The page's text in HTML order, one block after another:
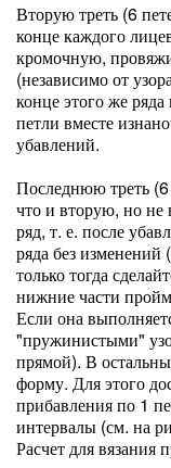
Вторую треть (6
конце каждого
кромочную,
(независимо от
конце этого же
петли вместе
убавлений.
Последнюю треть (6
что и вторую, но не
ряд, т. е. после
ряда без
только тогда
нижние части
Если она
"пружинистыми"
прямой). В
форму. Для этого
прибавления по 1
интервалы (см. на
Расчет для вязания